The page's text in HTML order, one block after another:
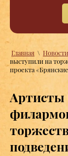
Главная \ Новости
выступили на
проекта
Артисты